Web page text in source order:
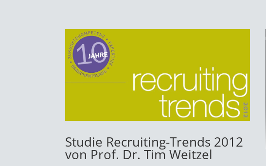
Studie Recruiting-Trends 2012
von Prof. Dr. Tim Weitzel